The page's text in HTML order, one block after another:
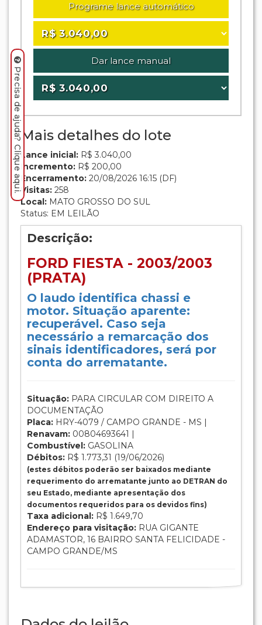
Programe lance automático
Dar lance manual
Mais detalhes do lote
Lance inicial: R$ 3.040,00
Incremento: R$ 200,00
Encerramento: 20/08/2026 16:15 (DF)
Visitas: 258
Local: MATO GROSSO DO SUL
Status: EM LEILÃO
Descrição:
FORD FIESTA - 2003/2003
(PRATA)
O laudo identifica chassi e
motor. Situação aparente:
recuperável. Caso seja
necessário a remarcação dos
sinais identificadores, será por
conta do arrematante.
Situação: PARA CIRCULAR COM DIREITO A
DOCUMENTAÇÃO
Placa: HRY-4079 / CAMPO GRANDE - MS |
Renavam: 00804693641 |
Combustível: GASOLINA
Débitos: R$ 1.773,31 (19/06/2026)
(estes débitos poderão ser baixados mediante
requerimento do arrematante junto ao DETRAN do
seu Estado, mediante apresentação dos
documentos requeridos para os devidos fins)
Taxa adicional: R$ 1.649,70
Endereço para visitação: RUA GIGANTE
ADAMASTOR, 16 BAIRRO SANTA FELICIDADE -
CAMPO GRANDE/MS
Precisa de ajuda? Clique aqui.